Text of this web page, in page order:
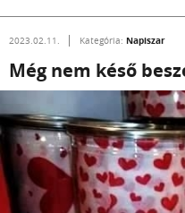
2023.02.11. Kategória: Napiszar
Még nem késő